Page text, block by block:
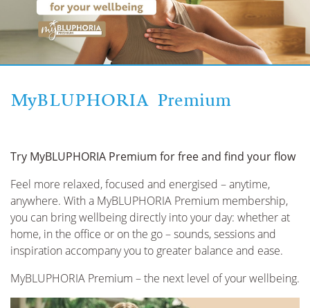
MyBLUPHORIA Premium
Try MyBLUPHORIA Premium for free and find your flow
Feel more relaxed, focused and energised – anytime,
anywhere. With a MyBLUPHORIA Premium membership,
you can bring wellbeing directly into your day: whether at
home, in the office or on the go – sounds, sessions and
inspiration accompany you to greater balance and ease.
MyBLUPHORIA Premium – the next level of your wellbeing.